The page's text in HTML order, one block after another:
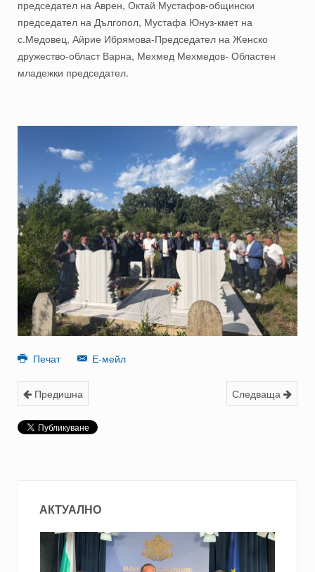
председател на Аврен, Октай Мустафов-общински
председател на Дългопол, Мустафа Юнуз-кмет на
с.Медовец, Айрие Ибрямова-Председател на Женско
дружество-област Варна, Мехмед Мехмедов- Областен
младежки председател.
Печат Е-мейл
Предишна Следваща
АКТУАЛНО